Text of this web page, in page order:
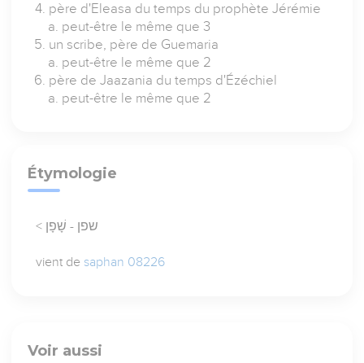
père d'Eleasa du temps du prophète Jérémie
peut-être le même que 3
un scribe, père de Guemaria
peut-être le même que 2
père de Jaazania du temps d'Ézéchiel
peut-être le même que 2
Étymologie
< שפן - שָׁפָן
vient de saphan 08226
Voir aussi